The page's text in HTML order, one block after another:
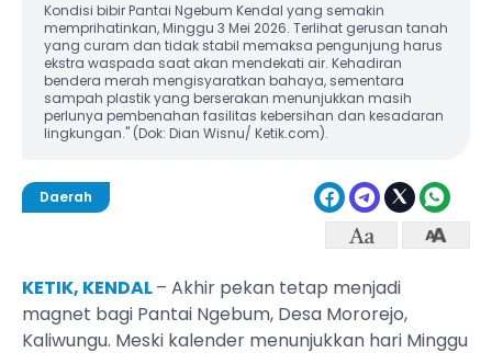
Kondisi bibir Pantai Ngebum Kendal yang semakin
memprihatinkan, Minggu 3 Mei 2026. Terlihat gerusan tanah
yang curam dan tidak stabil memaksa pengunjung harus
ekstra waspada saat akan mendekati air. Kehadiran
bendera merah mengisyaratkan bahaya, sementara
sampah plastik yang berserakan menunjukkan masih
perlunya pembenahan fasilitas kebersihan dan kesadaran
lingkungan." (Dok: Dian Wisnu/ Ketik.com).
Daerah
KETIK, KENDAL– Akhir pekan tetap menjadi
magnet bagi Pantai Ngebum, Desa Mororejo,
Kaliwungu. Meski kalender menunjukkan hari Minggu